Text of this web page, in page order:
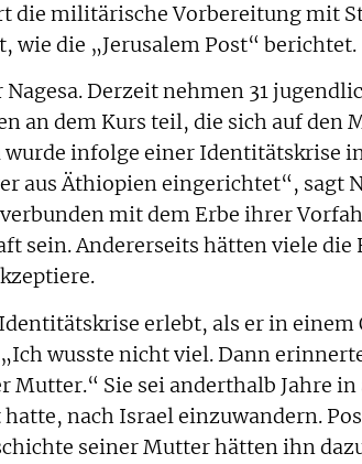
die militärische Vorbereitung mit
wie die „Jerusalem Post“ berichtet.
Derzeit nehmen 31
an dem Kurs teil, die sich auf den
infolge einer Identitätskrise
aus Äthiopien eingerichtet“, sagt
mit dem Erbe ihrer
sein. Andererseits hätten viele die
erlebt, als er in
wusste nicht viel. Dann
Mutter.“ Sie sei anderthalb Jahre
nach Israel einzuwandern.
seiner Mutter hätten ihn